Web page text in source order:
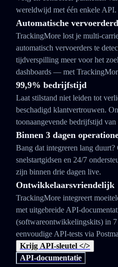
wereldwijd met één enkele API.
Automatische
TrackingMore lost je multi-
automatisch vervoerders te
tijdverspilling meer voor het
dashboards — met
99,9% bedrijfstijd
Laat stilstand niet leiden tot
beschadigd klantvertrouwen.
toonaangevende bedrijfstijd van
Binnen 3 dagen
Bang dat integreren lang duurt?
snelstartgidsen en 24/7
zijn binnen drie dagen live.
Ontwikkelaarsvriendelijk
TrackingMore integreert
met uitgebreide API-
(softwareontwikkelingskits) in
eenvoudige API-tests via
Krijg API-sleutel </>
API-documentatie